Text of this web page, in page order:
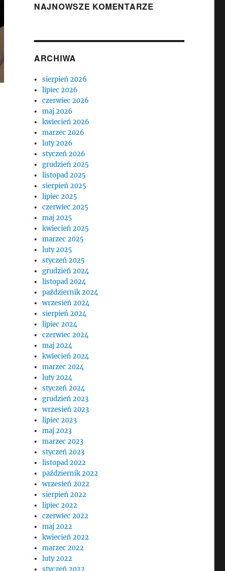
NAJNOWSZE KOMENTARZE
ARCHIWA
sierpień 2026
lipiec 2026
czerwiec 2026
maj 2026
kwiecień 2026
marzec 2026
luty 2026
styczeń 2026
grudzień 2025
listopad 2025
sierpień 2025
lipiec 2025
czerwiec 2025
maj 2025
kwiecień 2025
marzec 2025
luty 2025
styczeń 2025
grudzień 2024
listopad 2024
październik 2024
wrzesień 2024
sierpień 2024
lipiec 2024
czerwiec 2024
maj 2024
kwiecień 2024
marzec 2024
luty 2024
styczeń 2024
grudzień 2023
wrzesień 2023
lipiec 2023
maj 2023
marzec 2023
styczeń 2023
listopad 2022
październik 2022
wrzesień 2022
sierpień 2022
lipiec 2022
czerwiec 2022
maj 2022
kwiecień 2022
marzec 2022
luty 2022
styczeń 2022